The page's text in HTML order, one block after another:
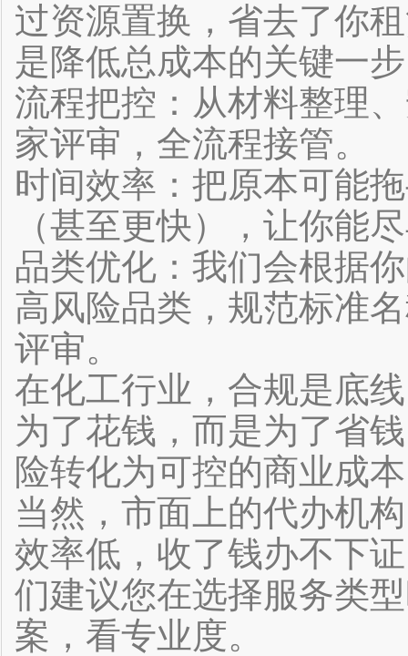
过资源置换，省去了你
是降低总成本的关键一
流程把控：从材料整理
家评审，全流程接管。
时间效率：把原本可能
（甚至更快），让你能
品类优化：我们会根据
高风险品类，规范标准
评审。
在化工行业，合规是底
为了花钱，而是为了省
险转化为可控的商业成
当然，市面上的代办机
效率低，收了钱办不下
们建议您在选择服务类
案，看专业度。